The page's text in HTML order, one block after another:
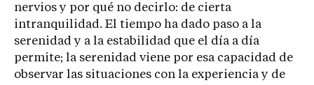
nervios y por qué no decirlo: de cierta
intranquilidad. El tiempo ha dado paso a la
serenidad y a la estabilidad que el día a día
permite; la serenidad viene por esa capacidad de
observar las situaciones con la experiencia y de